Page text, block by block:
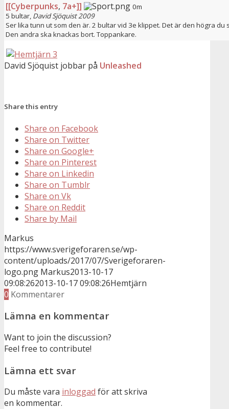
[[Cyberpunks, 7a+]]
0m
5 bultar, David Sjöquist 2009
Ser lika tunn ut som den är. 2 bultar vid 3e klippet. Det är den högra du
Den andra ska knackas bort. Toppankare.
David Sjöquist jobbar på Unleashed
Share this entry
Share on Facebook
Share on Twitter
Share on Google+
Share on Pinterest
Share on Linkedin
Share on Tumblr
Share on Vk
Share on Reddit
Share by Mail
Markus
https://www.sverigeforaren.se/wp-
content/uploads/2017/07/Sverigeforaren-
logo.png Markus2013-10-17
09:08:262013-10-17 09:08:26Hemtjärn
0 Kommentarer
Lämna en kommentar
Want to join the discussion?
Feel free to contribute!
Lämna ett svar
Du måste vara inloggad för att skriva
en kommentar.